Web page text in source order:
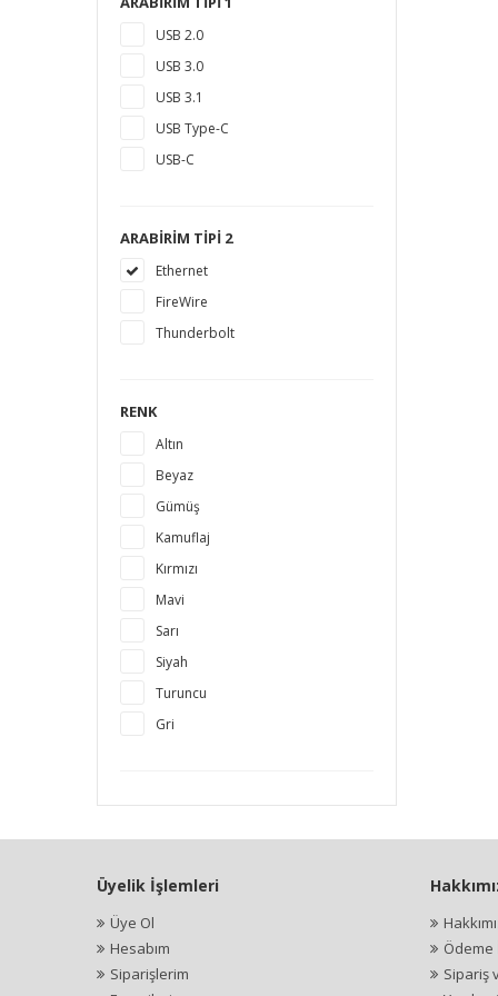
18 TB
1,5 TB
14 TB
USB 2.0
USB 3.0
USB 3.1
USB Type-C
USB-C
ARABIRIM TIPI 2
Ethernet
FireWire
Thunderbolt
RENK
Altın
Beyaz
Gümüş
Kamuflaj
Kırmızı
Mavi
Sarı
Siyah
Turuncu
Gri
Üyelik İşlemleri
Üye Ol
Hesabım
Siparişlerim
Ödeme
Sipariş